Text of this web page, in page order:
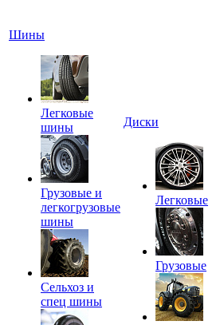
Шины
Легковые
шины
Грузовые и
легкогрузовые
шины
Сельхоз и
спец шины
Диски
Легковые
Грузовые